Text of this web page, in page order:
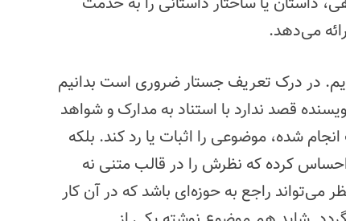
می‌دهد.
در درک تعریف جستار ضروری است بدانیم
قصد ندارد با استناد به مدارک و شواهد
شده، موضوعی را اثبات یا رد کند. بلکه
احساس کرده که نظرش را در قالب متنی نه
می‌تواند راجع به حوزه‌ای باشد که در آن کار